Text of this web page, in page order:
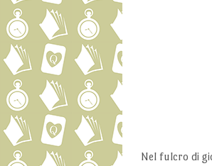
Nel fulcro di